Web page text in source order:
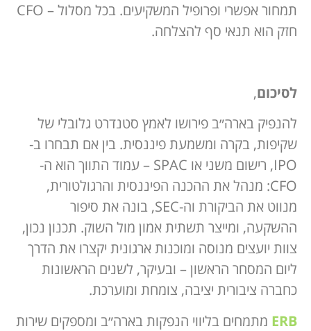
תמחור אפשרי ופרופיל המשקיעים. בכל מסלול – CFO
חזק הוא תנאי סף להצלחה.
לסיכום,
להנפיק בארה״ב פירושו לאמץ סטנדרט גלובלי של
שקיפות, בקרה ומשמעת פיננסית. בין אם תבחרו ב-
IPO, רישום משני או SPAC – עמוד התווך הוא ה-
CFO: מנהל את ההכנה הפיננסית והרגולטורית,
מנווט את הביקורת וה-SEC, בונה את סיפור
ההשקעה, ומייצר תשתית אמון מול השוק. תכנון נכון,
צוות יועצים מנוסה ומוכנות ארגונית יקצרו את הדרך
ליום המסחר הראשון – ובעיקר, לשנים הראשונות
כחברה ציבורית יציבה, צומחת ומוערכת.
ERB מתמחים בליווי הנפקות בארה״ב ומספקים שירות